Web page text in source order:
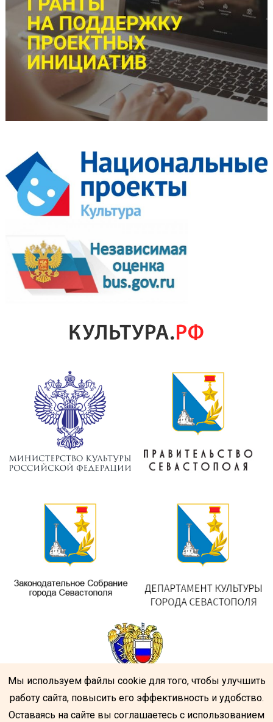
Мы используем файлы cookie для того, чтобы улучшить
работу сайта, повысить его эффективность и удобство.
Оставаясь на сайте вы соглашаетесь с использованием